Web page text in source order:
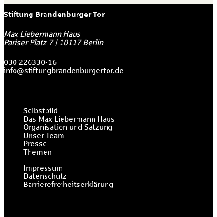
Stiftung Brandenburger Tor
Max Liebermann Haus
Pariser Platz 7| 10117 Berlin
030 226330-16
info@stiftungbrandenburgertor.de
Selbstbild
Das Max Liebermann Haus
Organisation und Satzung
Unser Team
Presse
Themen
Impressum
Datenschutz
Barrierefreiheitserklärung